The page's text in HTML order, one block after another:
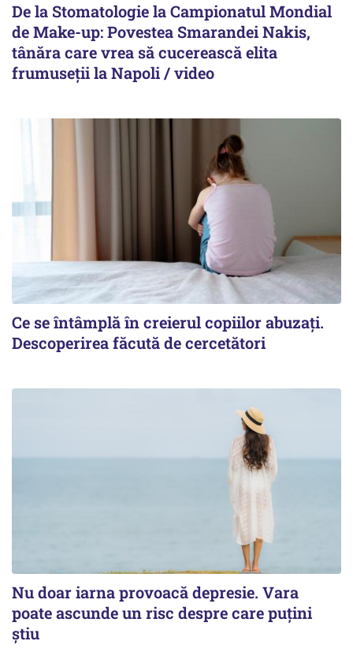
De la Stomatologie la Campionatul Mondial
de Make-up: Povestea Smarandei Nakis,
tânăra care vrea să cucerească elita
frumuseții la Napoli / video
Ce se întâmplă în creierul copiilor abuzați.
Descoperirea făcută de cercetători
Nu doar iarna provoacă depresie. Vara
poate ascunde un risc despre care puțini
știu